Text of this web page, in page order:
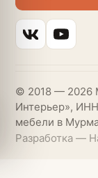
© 2018 — 2026
Интерьер»,
мебели в
Разработка —